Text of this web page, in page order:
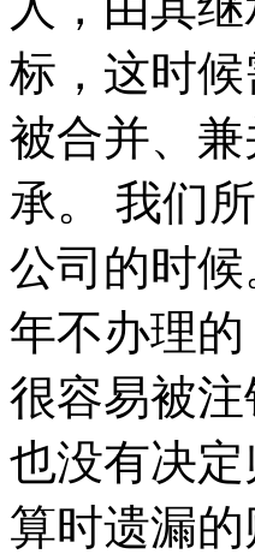
标，这时
被合并、
承。 我们
公司的时
年不办理
很容易被
也没有决
算时遗漏